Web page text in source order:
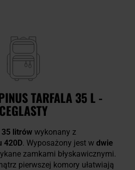
TARFALA 35 L -
CEGLASTY
35 litrów wykonany z
420D. Wyposażony jest w dwie
zamkami błyskawicznymi.
pierwszej komory ułatwiają